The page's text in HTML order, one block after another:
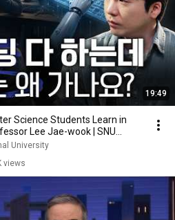
19:49
Science Students Learn in
Lee Jae-wook | SNU
University
views